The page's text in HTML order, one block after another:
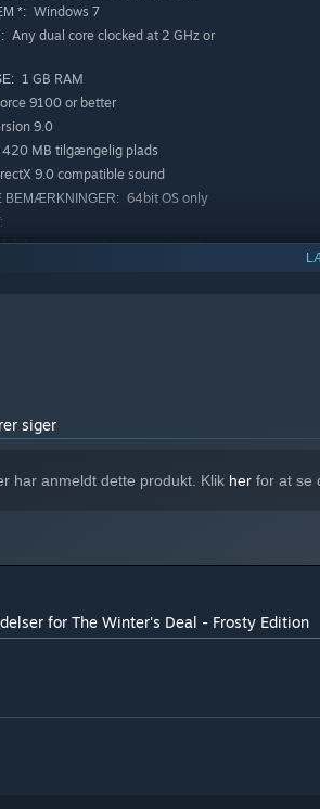
*: Windows 7
Any dual core clocked at 2 GHz or
1 GB RAM
9100 or better
9.0
420 MB tilgængelig plads
9.0 compatible sound
BEMÆRKNINGER: 64bit OS only
bit processor og operativsystem
9.0 compatible sound
2024 understøttes Steam-klienten kun på
siger
har anmeldt dette produkt. Klik her for at se
for The Winter's Deal - Frosty Edition